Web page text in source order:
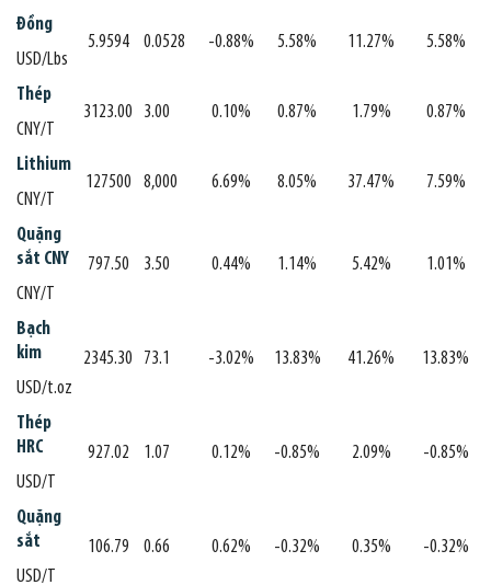
Đồng
USD/Lbs
5.9594 0.0528 -0.88% 5.58% 11.27% 5.58%
Thép
CNY/T
3123.00 3.00 0.10% 0.87% 1.79% 0.87%
Lithium
CNY/T
127500 8,000 6.69% 8.05% 37.47% 7.59%
Quặng
sắt CNY
CNY/T
797.50 3.50 0.44% 1.14% 5.42% 1.01%
Bạch
kim
USD/t.oz
2345.30 73.1 -3.02% 13.83% 41.26% 13.83%
Thép
HRC
USD/T
927.02 1.07 0.12% -0.85% 2.09% -0.85%
Quặng
sắt
USD/T
106.79 0.66 0.62% -0.32% 0.35% -0.32%